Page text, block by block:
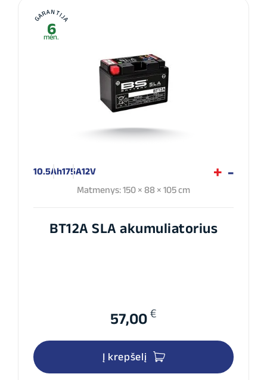
GARANTIJA
6
mėn.
10.5Ah175A12V
Matmenys: 150 × 88 × 105 cm
BT12A SLA akumuliatorius
57,00 €
Į krepšelį